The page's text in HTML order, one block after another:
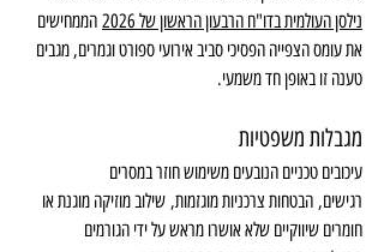
נילסן העולמית בדו"ח הרבעון הראשון של 2026
הממחישים
את עומס הצפייה הפסיכי סביב אירועי ספורט וגמרים, מגבים
טענה זו באופן חד משמעי.
מגבלות משפטיות
עיכובים טכניים הנובעים משימוש חוזר במסרים
רגישים, הבטחות צרכניות מוגזמות, שילוב מוזיקה מוגנת או
חומרים שיווקיים שלא אושרו מראש על ידי הגורמים